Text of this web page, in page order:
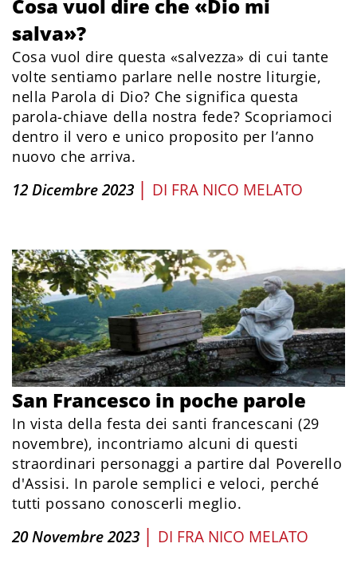
Cosa vuol dire che «Dio mi
salva»?
Cosa vuol dire questa «salvezza» di cui tante
volte sentiamo parlare nelle nostre liturgie,
nella Parola di Dio? Che significa questa
parola-chiave della nostra fede? Scopriamoci
dentro il vero e unico proposito per l’anno
nuovo che arriva.
12 Dicembre 2023 | DI FRA NICO MELATO
San Francesco in poche parole
In vista della festa dei santi francescani (29
novembre), incontriamo alcuni di questi
straordinari personaggi a partire dal Poverello
d'Assisi. In parole semplici e veloci, perché
tutti possano conoscerli meglio.
20 Novembre 2023 | DI FRA NICO MELATO